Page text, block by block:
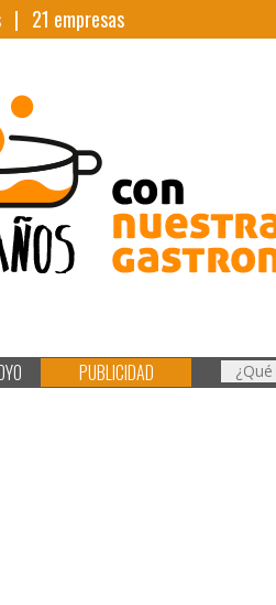
| 21 empresas
PUBLICIDAD